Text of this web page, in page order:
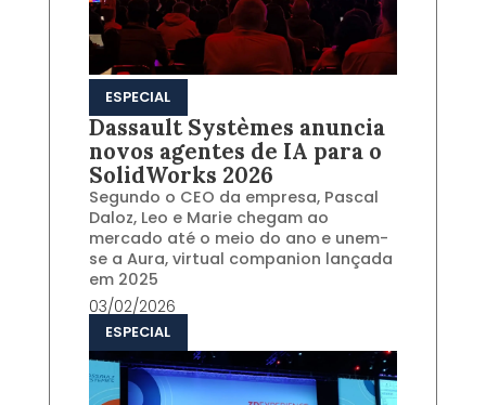
ESPECIAL
Dassault Systèmes anuncia
novos agentes de IA para o
SolidWorks 2026
Segundo o CEO da empresa, Pascal
Daloz, Leo e Marie chegam ao
mercado até o meio do ano e unem-
se a Aura, virtual companion lançada
em 2025
03/02/2026
ESPECIAL